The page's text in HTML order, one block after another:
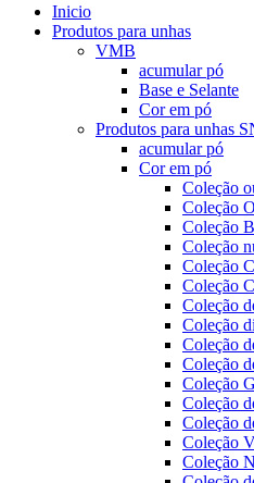
Inicio
Produtos para unhas
VMB
acumular pó
Base e Selante
Cor em pó
Produtos para unhas
acumular pó
Cor em pó
Coleção
Coleção
Coleção
Coleção
Coleção
Coleção
Coleção
Coleção
Coleção
Coleção
Coleção
Coleção
Coleção
Coleção
Coleção